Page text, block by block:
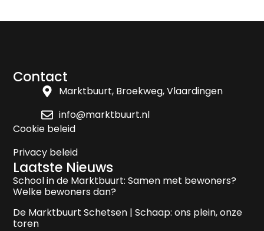
Laatste Nieuws
School in de Marktbuurt: Samen met bewoners?
Welke bewoners dan?
De Marktbuurt Schetsen | Schaap: ons plein, onze
toren
Contact
Marktbuurt, Broekweg, Vlaardingen
info@marktbuurt.nl
Cookie beleid
Privacy beleid